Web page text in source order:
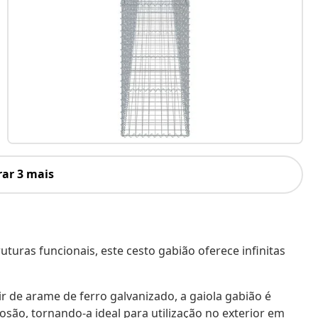
3 mais
funcionais, este cesto gabião oferece infinitas
arame de ferro galvanizado, a gaiola gabião é
tornando-a ideal para utilização no exterior em